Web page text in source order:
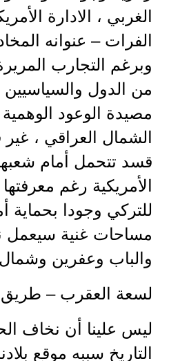
الغربي ، الادارة
الفرات – عنوانه
وبرغم التجارب
من الدول والسياسيين
مصيدة الوعود
الشمال العراقي ،
قسد تتحمل أمام
الأمريكية رغم
للتركي وجودا بحماية
مساحات غنية سيعمل
والباب وعفرين
لسعة العقرب – طريق
ليس علينا أن نخاف
التاريخ سببه موقع